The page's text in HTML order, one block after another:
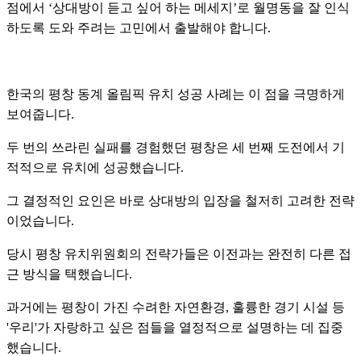
점에서 ‘상대방이 듣고 싶어 하는 메세지’로 월명동을 잘 인식
하도록 도와 주려는 고민에서 출발해야 합니다.
한국의 평창 동계 올림픽 유치 성공 사례는 이 점을 극명하게
보여줍니다.
두 번의 쓰라린 실패를 경험했던 평창은 세 번째 도전에서 기
적적으로 유치에 성공했습니다.
그 결정적인 요인은 바로 상대방의 입장을 철저히 고려한 전략
이었습니다.
당시 평창 유치위원회의 전략가들은 이전과는 완전히 다른 접
근 방식을 택했습니다.
과거에는 평창이 가진 수려한 자연환경, 훌륭한 경기 시설 등
'우리'가 자랑하고 싶은 점들을 열정적으로 설명하는 데 집중
했습니다.